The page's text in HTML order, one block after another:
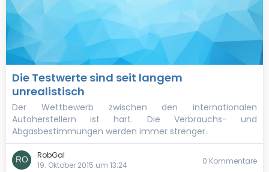
Die Testwerte sind seit langem
unrealistisch
Der Wettbewerb zwischen den internationalen
Autoherstellern ist hart. Die Verbrauchs- und
Abgasbestimmungen werden immer strenger.
RobGal
19. Oktober 2015 um 13:24
0 Kommentare